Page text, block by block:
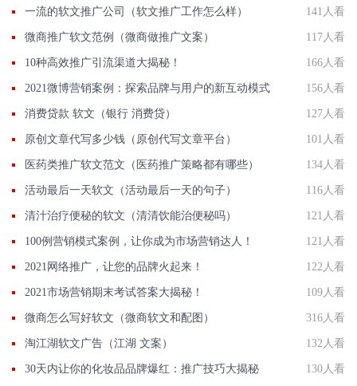
一流的软文推广公司（软文推广工作怎么样） 141人看
微商推广软文范例（微商做推广文案） 117人看
10种高效推广引流渠道大揭秘！ 166人看
2021微博营销案例：探索品牌与用户的新互动模式 156人看
消费贷款 软文（银行 消费贷） 127人看
原创文章代写多少钱（原创代写文章平台） 101人看
医药类推广软文范文（医药推广策略都有哪些） 134人看
活动最后一天软文（活动最后一天的句子） 116人看
清汁治疗便秘的软文（清清饮能治便秘吗） 121人看
100例营销模式案例，让你成为市场营销达人！ 121人看
2021网络推广，让您的品牌火起来！ 122人看
2021市场营销期末考试答案大揭秘！ 109人看
微商怎么写好软文（微商软文和配图） 316人看
淘江湖软文广告（江湖 文案） 132人看
30天内让你的化妆品品牌爆红：推广技巧大揭秘 130人看